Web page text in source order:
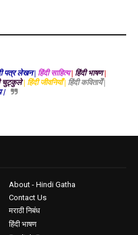
पत्र लेखन | हिंदी साहित्य| हिंदी भाषण|
चुट्कुले| हिंदी जीवनियाँ | हिंदी कवितायेँ |
|
About - Hindi Gatha
Contact Us
मराठी निबंध
हिंदी भाषण